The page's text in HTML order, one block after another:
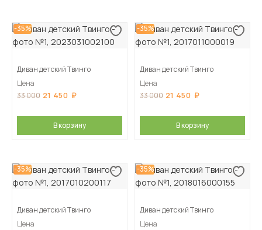
-35%
Диван детский Твинго
Цена
33 000 21 450
В корзину
-35%
Диван детский Твинго
Цена
33 000 21 450
В корзину
-35%
Диван детский Твинго
Цена
-35%
Диван детский Твинго
Цена